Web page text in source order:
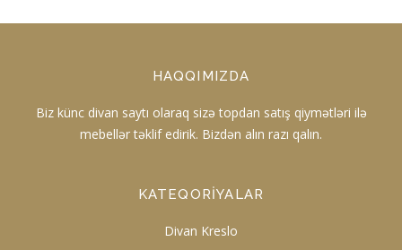
HAQQIMIZDA
Biz künc divan saytı olaraq sizə topdan satış qiymətləri ilə
mebellər təklif edirik. Bizdən alın razı qalın.
KATEQORIYALAR
Divan Kreslo